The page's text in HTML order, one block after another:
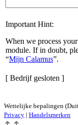
Important Hint:
When we process
module. If in doubt,
Mijn Calamus .
[ Bedrijf gesloten ]
Wettelijke bepalingen
Privacy | Handelsmerken